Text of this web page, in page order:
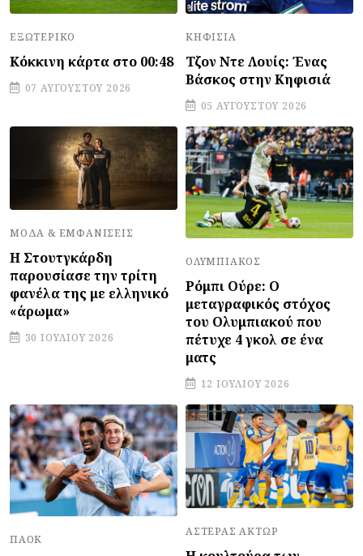
ΕΞΩΤΕΡΙΚΌ
Κόκκινη κάρτα στο 00:48
07 ΑΥΓΟΎΣΤΟΥ 2026
ΚΗΦΙΣΙΆ
Τζον Ντε Λουίς: Ένας
Βάσκος στην Κηφισιά
05 ΑΥΓΟΎΣΤΟΥ 2026
ΜΌΔΑ & ΕΜΦΑΝΊΣΕΙΣ
Η Στουτγκάρδη
παρουσίασε την τρίτη
φανέλα της με ελληνικό
«άρωμα»
30 ΙΟΥΛΊΟΥ 2026
ΟΛΥΜΠΙΑΚΌΣ
Ρόμπι Ούρε: Ο
μεταγραφικός στόχος
του Ολυμπιακού που
πέτυχε 4 γκολ σε ένα
ματς
12 ΙΟΥΛΊΟΥ 2026
ΠΑΟΚ
ΑΣΤΈΡΑΣ ΆΚΤΩΡ